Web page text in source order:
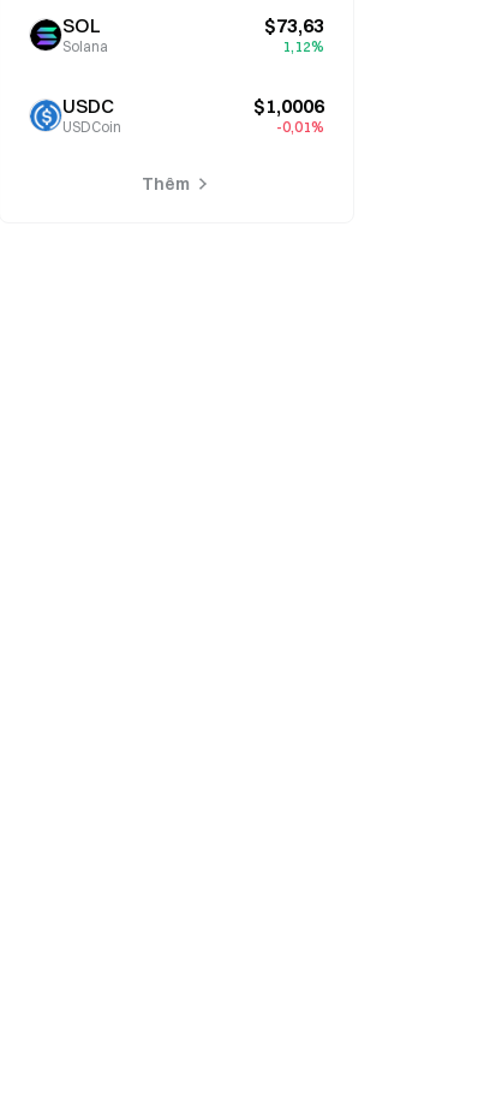
SOL
Solana
$73,63
1,12%
USDC
USDCoin
$1,0006
-0,01%
Thêm